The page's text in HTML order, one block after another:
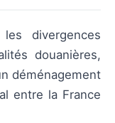
divergences
douanières,
déménagement
entre la France